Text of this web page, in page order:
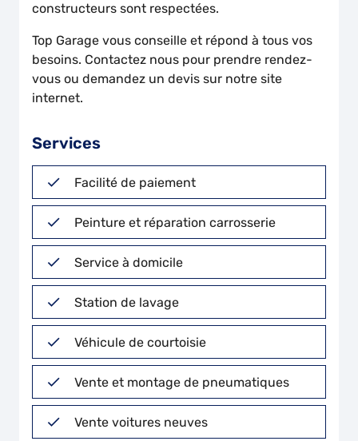
constructeurs sont respectées.
Top Garage vous conseille et répond à tous vos
besoins. Contactez nous pour prendre rendez-
vous ou demandez un devis sur notre site
internet.
Services
Facilité de paiement
Peinture et réparation carrosserie
Service à domicile
Station de lavage
Véhicule de courtoisie
Vente et montage de pneumatiques
Vente voitures neuves